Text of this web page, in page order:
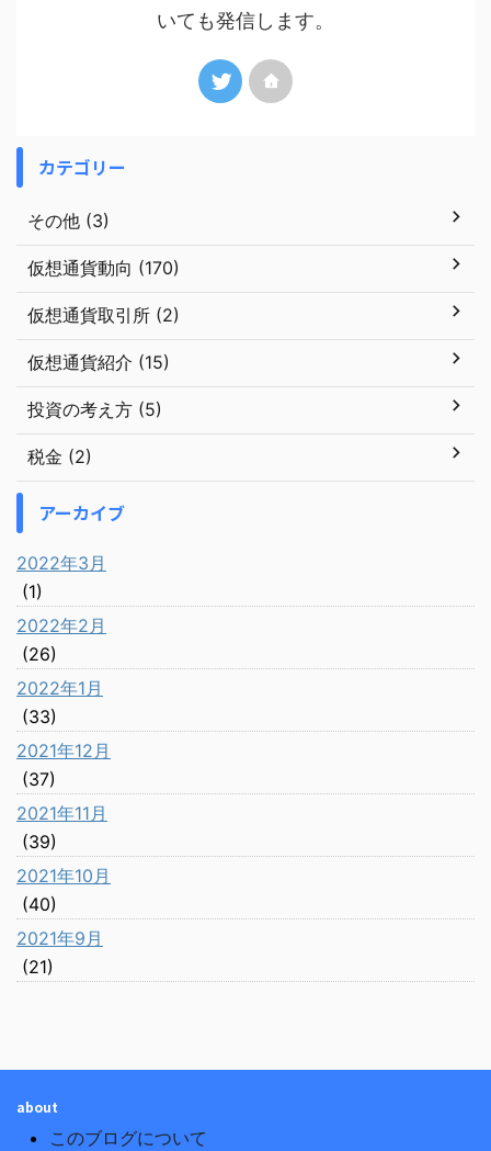
いても発信します。
カテゴリー
その他 (3)
仮想通貨動向 (170)
仮想通貨取引所 (2)
仮想通貨紹介 (15)
投資の考え方 (5)
税金 (2)
アーカイブ
2022年3月
(1)
2022年2月
(26)
2022年1月
(33)
2021年12月
(37)
2021年11月
(39)
2021年10月
(40)
2021年9月
(21)
about
このブログについて